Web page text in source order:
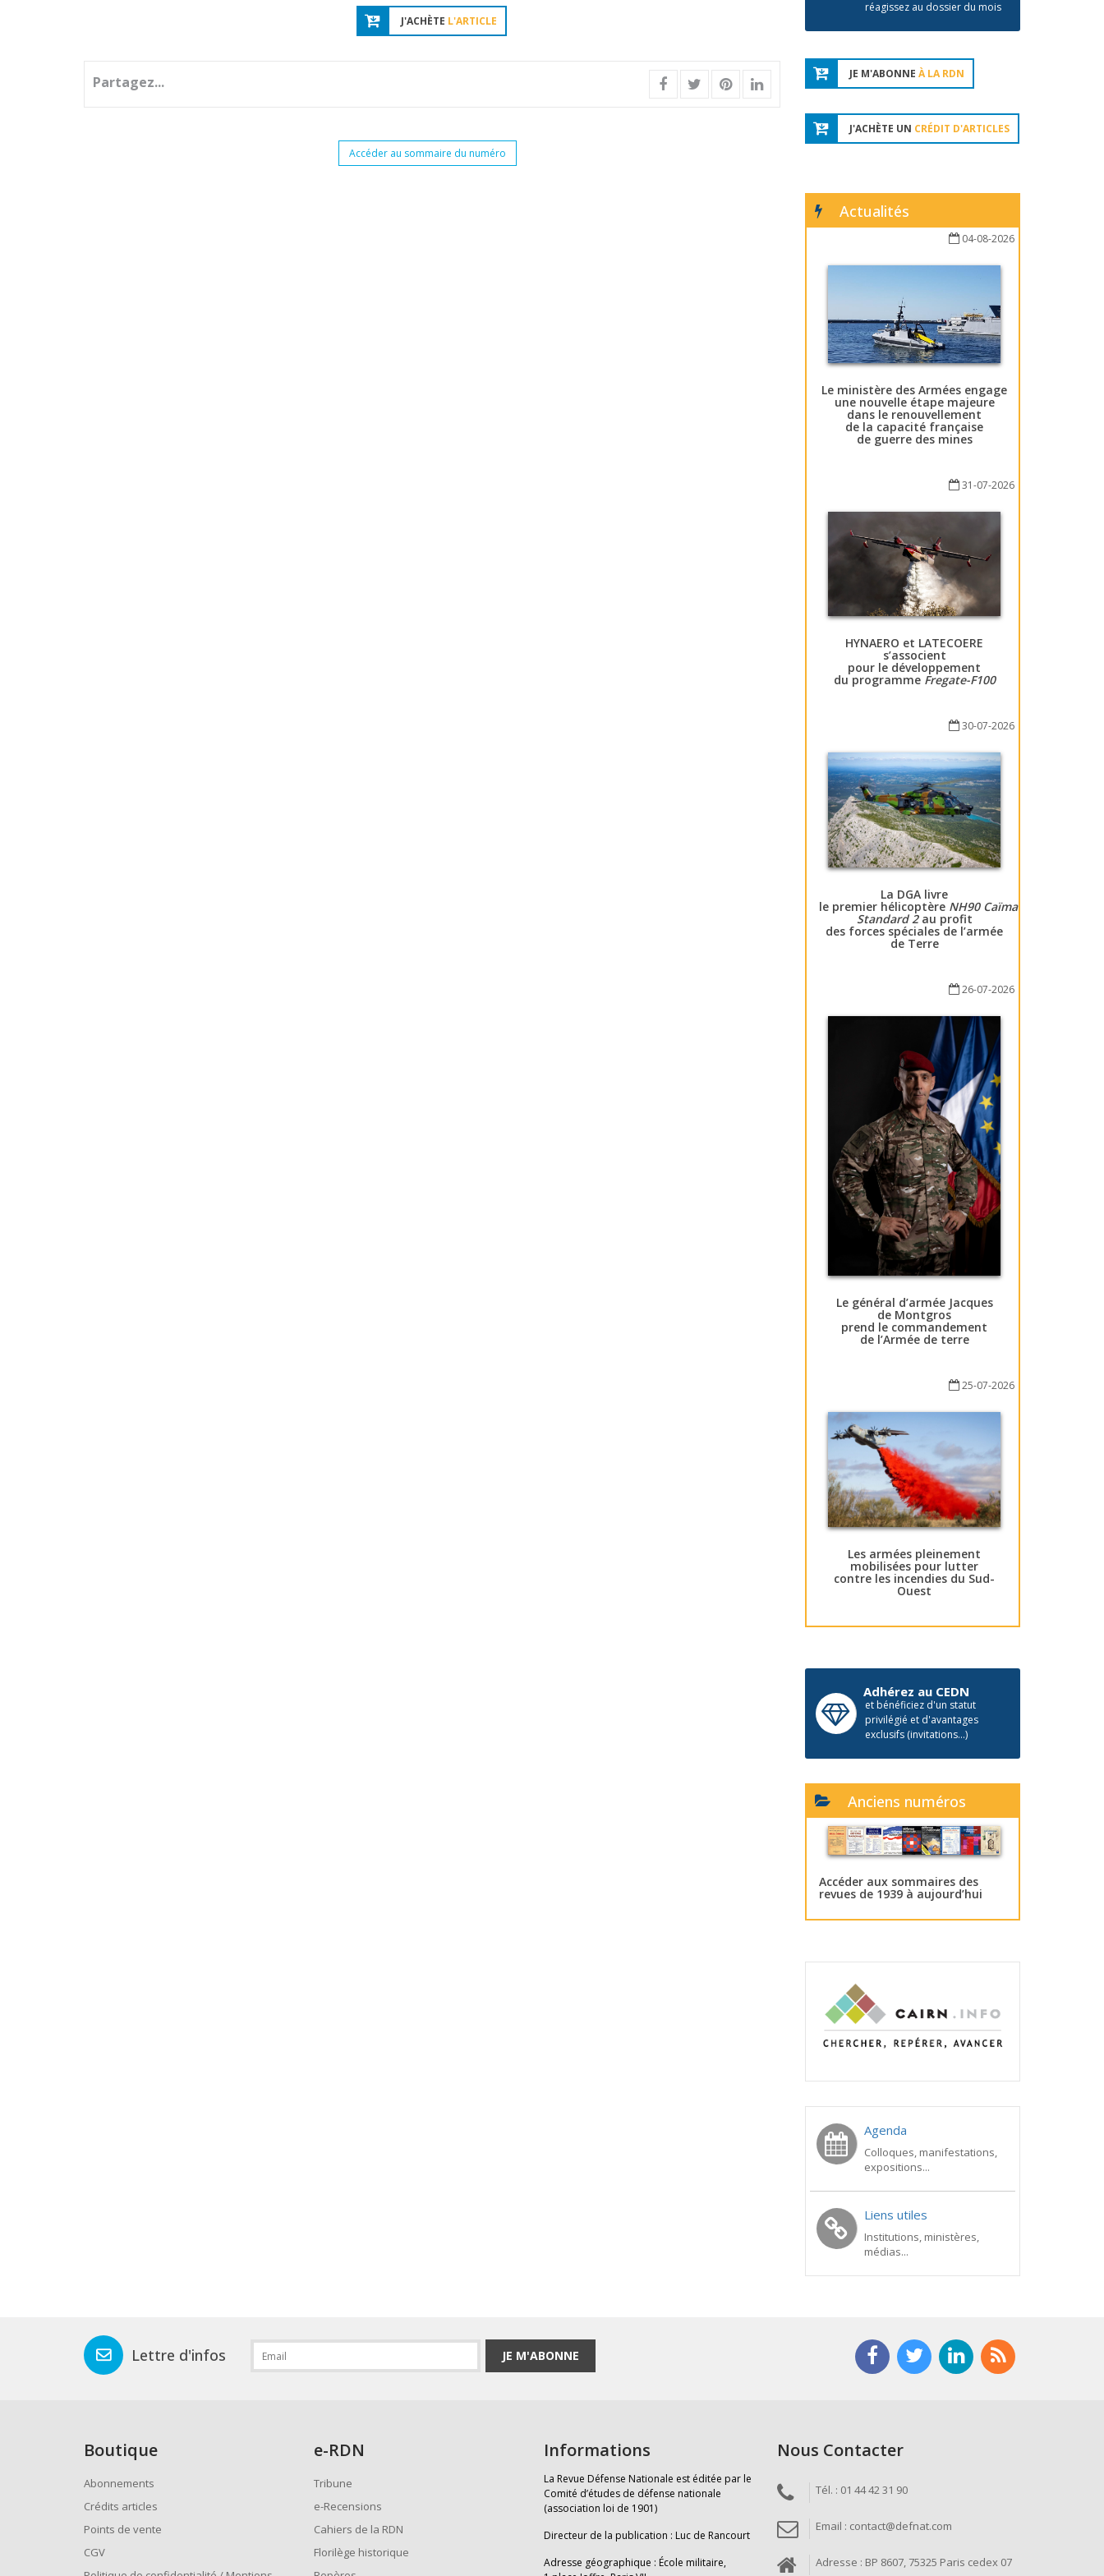
J'ACHÈTE L'ARTICLE
Partagez...
Accéder au sommaire du numéro
réagissez au dossier du mois
JE M'ABONNE À LA RDN
J'ACHÈTE UN CRÉDIT D'ARTICLES
Actualités
04-08-2026
Le ministère des Armées engage
une nouvelle étape majeure
dans le renouvellement
de la capacité française
de guerre des mines
31-07-2026
HYNAERO et LATECOERE
s’associent
pour le développement
du programme Fregate-F100
30-07-2026
La DGA livre
le premier hélicoptère NH90 Caïman
Standard 2au profit
des forces spéciales de l’armée
de Terre
26-07-2026
Le général d’armée Jacques
de Montgros
prend le commandement
de l’Armée de terre
25-07-2026
Les armées pleinement
mobilisées pour lutter
contre les incendies du Sud-
Ouest
Adhérez au CEDN
et bénéficiez d'un statut
privilégié et d'avantages
exclusifs (invitations...)
Anciens numéros
Accéder aux sommaires des
revues de 1939 à aujourd’hui
Agenda
Colloques, manifestations,
expositions...
Liens utiles
Institutions, ministères,
médias...
Lettre d'infos JE M'ABONNE
Boutique
Abonnements
Crédits articles
Points de vente
CGV
e-RDN
Tribune
e-Recensions
Cahiers de la RDN
Florilège historique
Informations
La Revue Défense Nationale est éditée par le
Comité d’études de défense nationale
(association loi de 1901)
Directeur de la publication : Luc de Rancourt
Adresse géographique : École militaire,
Nous Contacter
Tél. : 01 44 42 31 90
Email : contact@defnat.com
Adresse : BP 8607, 75325 Paris cedex 07